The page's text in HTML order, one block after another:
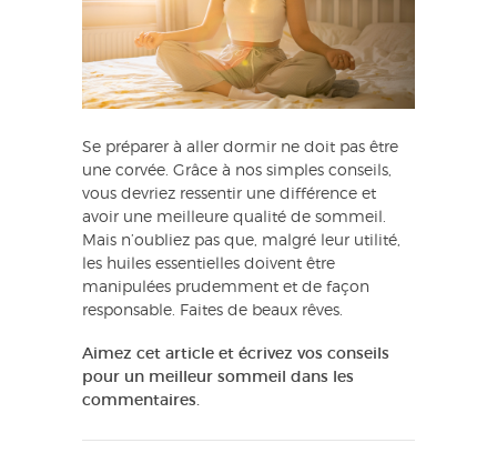
Se préparer à aller dormir ne doit pas être
une corvée. Grâce à nos simples conseils,
vous devriez ressentir une différence et
avoir une meilleure qualité de sommeil.
Mais n’oubliez pas que, malgré leur utilité,
les huiles essentielles doivent être
manipulées prudemment et de façon
responsable. Faites de beaux rêves.
Aimez cet article et écrivez vos conseils
pour un meilleur sommeil dans les
commentaires.